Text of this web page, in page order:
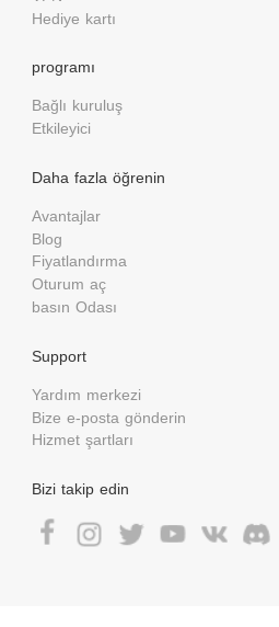
Hediye kartı
programı
Bağlı kuruluş
Etkileyici
Daha fazla öğrenin
Avantajlar
Blog
Fiyatlandırma
Oturum aç
basın Odası
Support
Yardım merkezi
Bize e-posta gönderin
Hizmet şartları
Bizi takip edin